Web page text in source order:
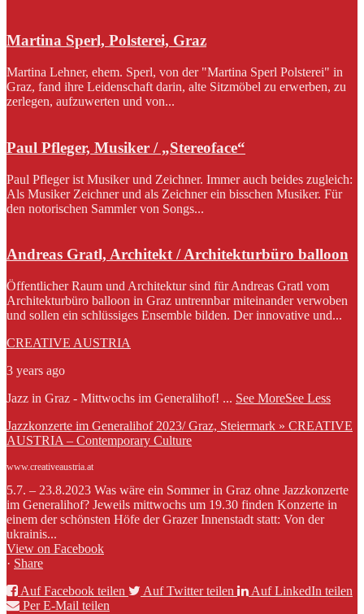
Martina Sperl, Polsterei, Graz
Martina Lehner, ehem. Sperl, von der "Martina Sperl Polsterei" in
Graz, fand ihre Leidenschaft darin, alte Sitzmöbel zu erwerben, zu
zerlegen, aufzuwerten und von...
Paul Pfleger, Musiker / „Stereoface“
Paul Pfleger ist Musiker und Zeichner. Immer auch beides zugleich:
Als Musiker Zeichner und als Zeichner ein bisschen Musiker. Für
den notorischen Sammler von Songs...
Andreas Gratl, Architekt / Architekturbüro balloon
Öffentlicher Raum und Architektur sind für Andreas Gratl vom
Architekturbüro balloon in Graz untrennbar miteinander verwoben
und sollen ein schlüssiges Ensemble bilden. Der innovative und...
CREATIVE AUSTRIA
3 years ago
Jazz in Graz - Mittwochs im Generalihof! ... See MoreSee Less
Jazzkonzerte im Generalihof 2023/ Graz, Steiermark » CREATIVE
AUSTRIA – Contemporary Culture
www.creativeaustria.at
5.7. – 23.8.2023 Was wäre ein Sommer in Graz ohne Jazzkonzerte
im Generalihof? Jeweils mittwochs um 19.30 finden Konzerte in
einem der schönsten Höfe der Grazer Innenstadt statt: Von der
ukrainis...
View on Facebook
· Share
Auf Facebook teilen
Auf Twitter teilen
Auf LinkedIn teilen
Per E-Mail teilen